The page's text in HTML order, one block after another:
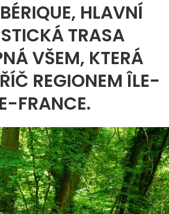
HLAVNÍ
TRASA
VŠEM, KTERÁ
REGIONEM ÎLE-
FRANCE.